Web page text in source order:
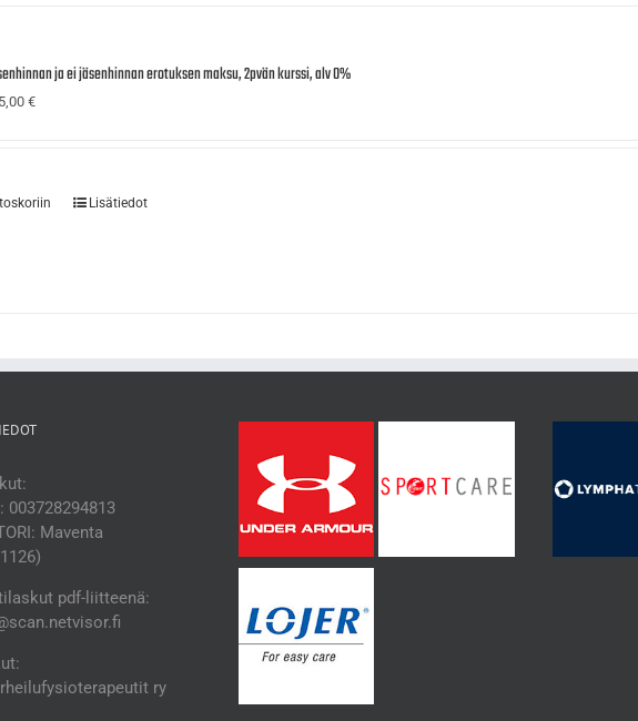
ja ei jäsenhinnan erotuksen maksu, 2pvän kurssi, alv 0%
€
Lisätiedot
003728294813
Maventa
pdf-liitteenä:
ry